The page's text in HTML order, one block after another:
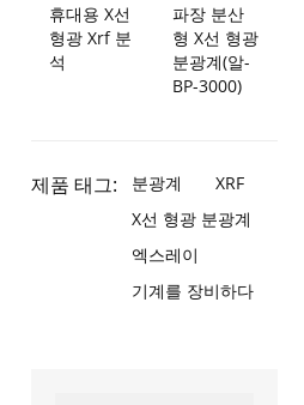
휴대용 X선
형광 Xrf 분
석
파장 분산
형 X선 형광
분광계(알-
BP-3000)
제품 태그: 분광계
XRF
X선 형광 분광계
엑스레이
기계를 장비하다